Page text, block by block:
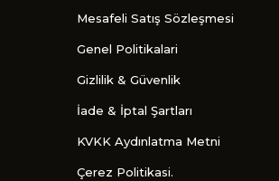
Mesafeli Satış Sözleşmesi
Genel Politikalari
Gizlilik & Güvenlik
İade & İptal Şartları
KVKK Aydınlatma Metni
Çerez Politikasi.